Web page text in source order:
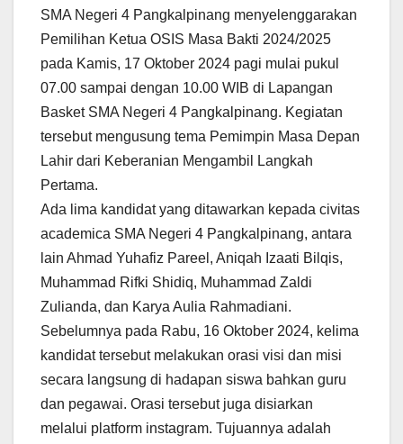
SMA Negeri 4 Pangkalpinang menyelenggarakan
Pemilihan Ketua OSIS Masa Bakti 2024/2025
pada Kamis, 17 Oktober 2024 pagi mulai pukul
07.00 sampai dengan 10.00 WIB di Lapangan
Basket SMA Negeri 4 Pangkalpinang. Kegiatan
tersebut mengusung tema Pemimpin Masa Depan
Lahir dari Keberanian Mengambil Langkah
Pertama.
Ada lima kandidat yang ditawarkan kepada civitas
academica SMA Negeri 4 Pangkalpinang, antara
lain Ahmad Yuhafiz Pareel, Aniqah Izaati Bilqis,
Muhammad Rifki Shidiq, Muhammad Zaldi
Zulianda, dan Karya Aulia Rahmadiani.
Sebelumnya pada Rabu, 16 Oktober 2024, kelima
kandidat tersebut melakukan orasi visi dan misi
secara langsung di hadapan siswa bahkan guru
dan pegawai. Orasi tersebut juga disiarkan
melalui platform instagram. Tujuannya adalah